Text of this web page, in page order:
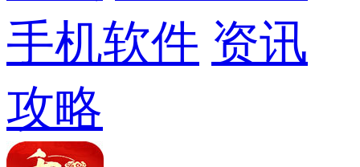
手机软件 资讯
攻略